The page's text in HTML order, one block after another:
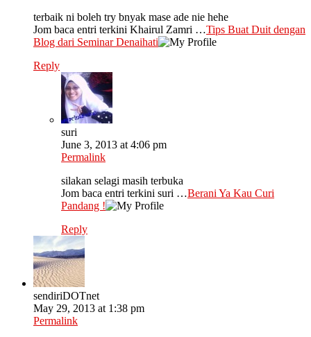
terbaik ni boleh try bnyak mase ade nie hehe
Jom baca entri terkini Khairul Zamri …Tips Buat Duit dengan
Blog dari Seminar Denaihati
Reply
suri
June 3, 2013 at 4:06 pm
Permalink
silakan selagi masih terbuka
Jom baca entri terkini suri …Berani Ya Kau Curi
Pandang !
Reply
sendiriDOTnet
May 29, 2013 at 1:38 pm
Permalink